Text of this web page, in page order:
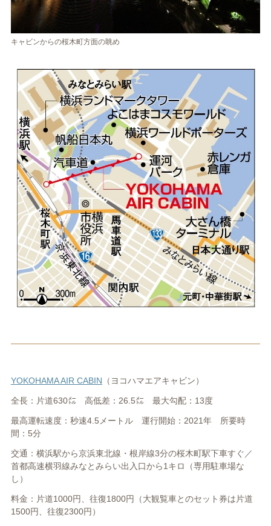
キャビンからの桜木町方面の眺め
YOKOHAMA AIR CABIN （ヨコハマエアキャビン）
全長：片道630㍍ 高低差：26.5㍍ 最大勾配：13度
最高運転速度：秒速4.5メートル 運行開始：2021年 所要時
間：5分
交通：横浜駅から京浜東北線・根岸線3分の桜木町駅下車すぐ／
首都高速横羽線みなとみらい出入口から1キロ（専用駐車場な
し）
料金：片道1000円、往復1800円（大観覧車とのセット券は片道
1500円、往復2300円）